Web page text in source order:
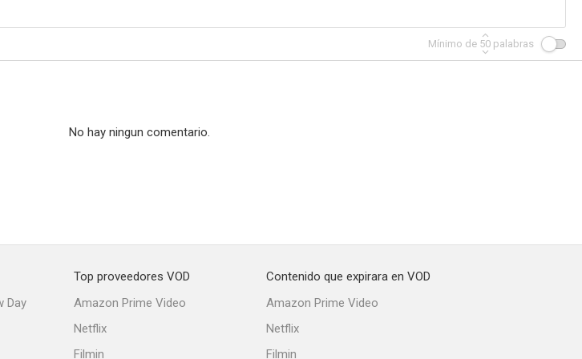
Mínimo de 50 palabras
No hay ningun comentario.
Day
Top proveedores VOD
Amazon Prime Video
Netflix
Filmin
Contenido que expirara en VOD
Amazon Prime Video
Netflix
Filmin